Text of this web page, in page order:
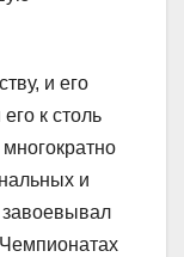
и его
к столь
и